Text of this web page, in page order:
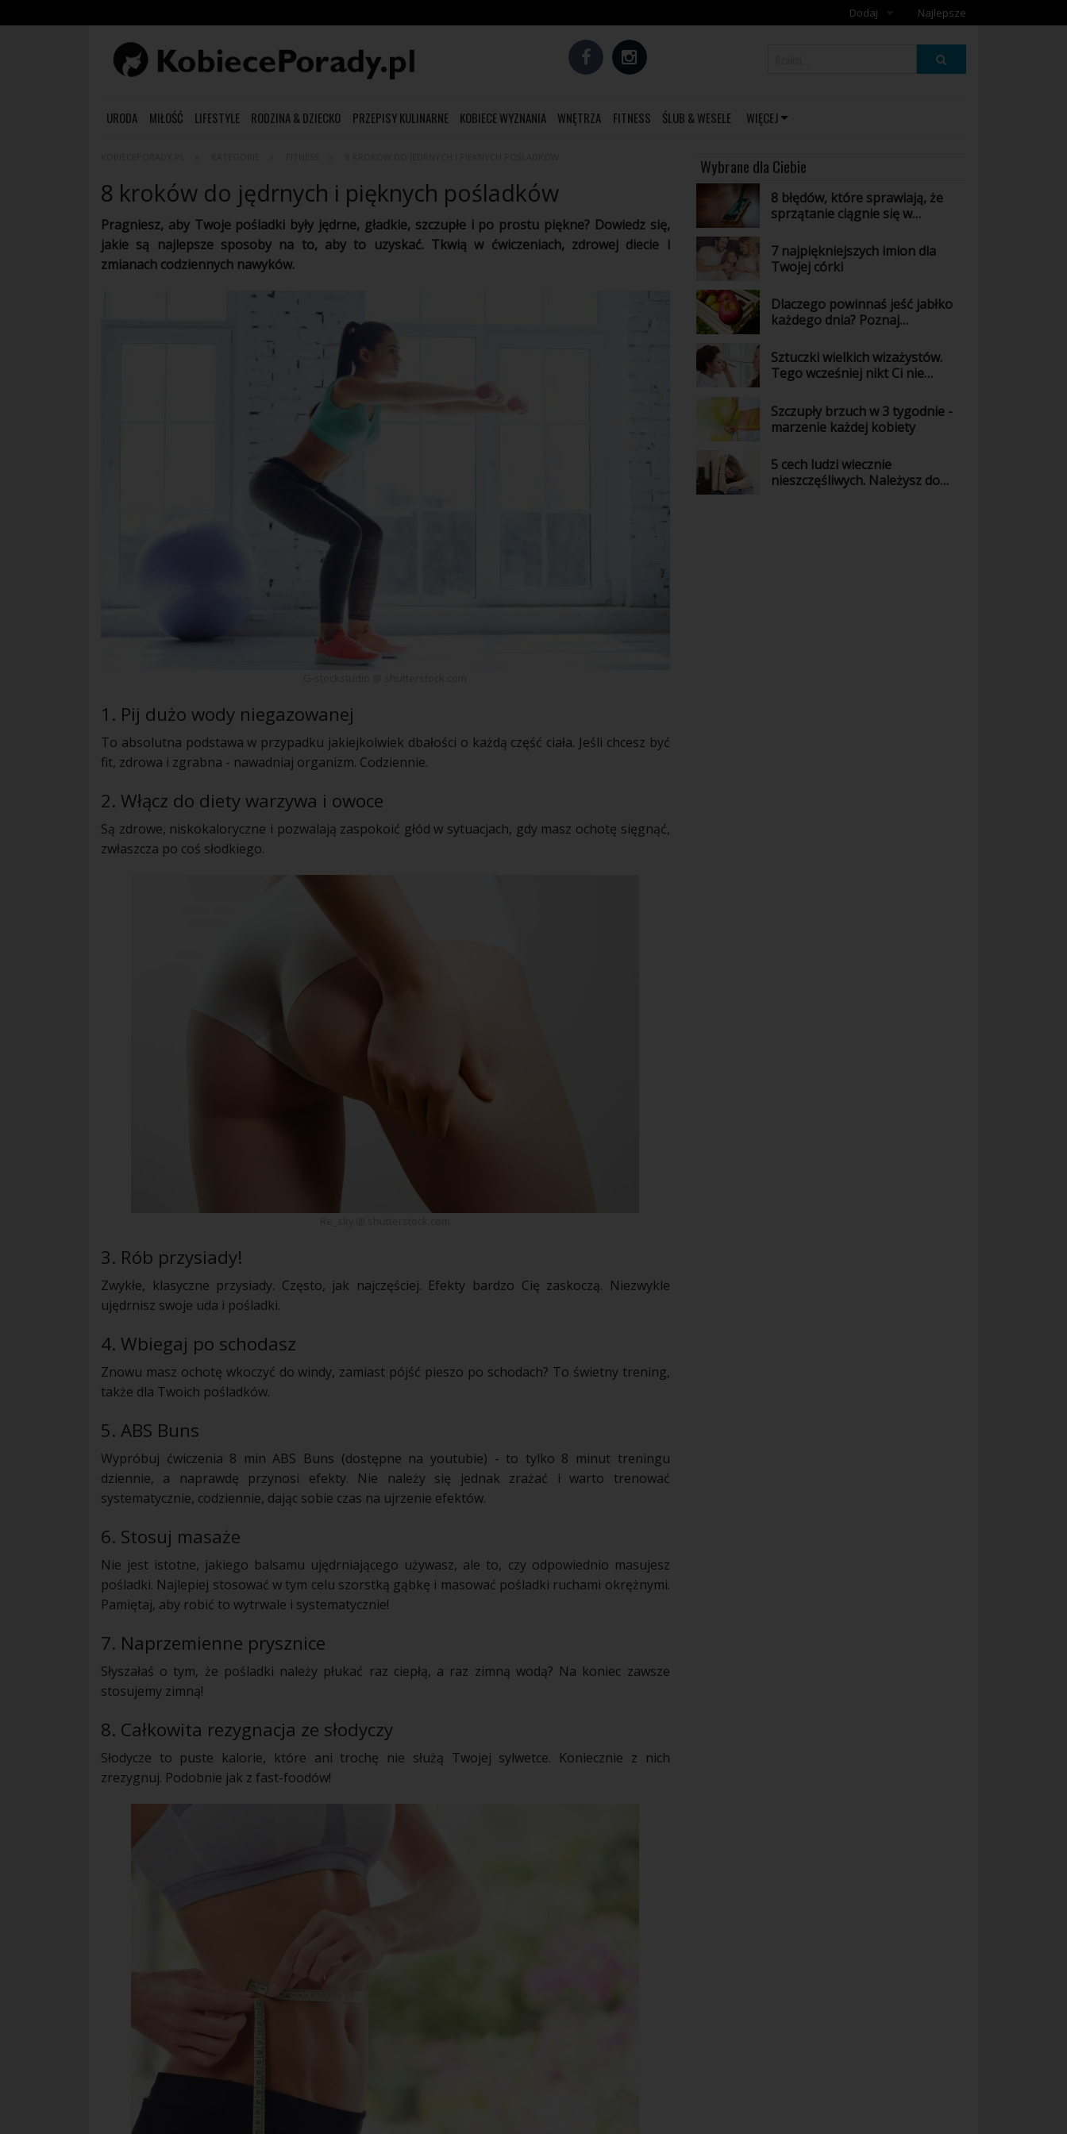
Dodaj
Najlepsze
URODA MIŁOŚĆ LIFESTYLE RODZINA & DZIECKO PRZEPISY KULINARNE KOBIECE WYZNANIA WNĘTRZA FITNESS ŚLUB & WESELE WIĘCEJ
8 kroków do jędrnych i pięknych pośladków
Pragniesz, aby Twoje pośladki były jędrne, gładkie, szczupłe i po prostu piękne? Dowiedz się,
jakie są najlepsze sposoby na to, aby to uzyskać. Tkwią w ćwiczeniach, zdrowej diecie i
zmianach codziennych nawyków.
1. Pij dużo wody niegazowanej
To absolutna podstawa w przypadku jakiejkolwiek dbałości o każdą część ciała. Jeśli chcesz być
fit, zdrowa i zgrabna - nawadniaj organizm. Codziennie.
2. Włącz do dietywarzywa i owoce
Są zdrowe, niskokaloryczne i pozwalają zaspokoić głód w sytuacjach, gdy masz ochotę sięgnąć,
zwłaszcza po coś słodkiego.
3. Rób przysiady!
Zwykłe, klasyczne przysiady. Często, jak najczęściej. Efekty bardzo Cię zaskoczą. Niezwykle
ujędrnisz swoje uda i pośladki.
4. Wbiegaj po schodasz
Znowu masz ochotę wkoczyć do windy, zamiast pójść pieszo po schodach? To świetny trening,
także dla Twoich pośladków.
5. ABS Buns
Wypróbuj ćwiczenia 8 min ABS Buns (dostępne na youtubie) - to tylko 8 minut treningu
dziennie, a naprawdę przynosi efekty. Nie należy się jednak zrażać i warto trenować
systematycznie, codziennie, dając sobie czas na ujrzenie efektów.
6. Stosuj masaże
Nie jest istotne, jakiego balsamu ujędrniającego używasz, ale to, czy odpowiednio masujesz
pośladki. Najlepiej stosować w tym celu szorstką gąbkę i masować pośladki ruchami okrężnymi.
Pamiętaj, aby robić to wytrwale i systematycznie!
7. Naprzemienne prysznice
Słyszałaś o tym, że pośladki należy płukać raz ciepłą, a raz zimną wodą? Na koniec zawsze
stosujemy zimną!
8. Całkowita rezygnacja ze słodyczy
Słodycze to puste kalorie, które ani trochę nie służą Twojej sylwetce. Koniecznie z nich
zrezygnuj. Podobnie jak z fast-foodów!
Wybrane dla Ciebie
8 błędów, które sprawiają, że
sprzątanie ciągnie się w
7 najpiękniejszych imion dla
Twojej córki
Dlaczego powinnaś jeść jabłko
każdego dnia? Poznaj
owocu
Sztuczki wielkich wizażystów.
Tego wcześniej nikt Ci nie
Szczupły brzuch w 3 tygodnie -
marzenie każdej kobiety
5 cech ludzi wiecznie
nieszczęśliwych. Należysz do